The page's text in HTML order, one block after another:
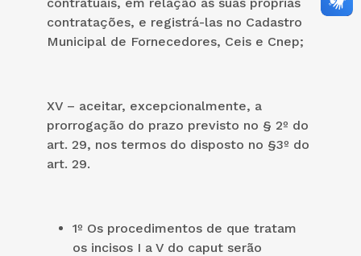
contratações, e registrá-las no Cadastro
Municipal de Fornecedores, Ceis e Cnep;
XV – aceitar, excepcionalmente, a
prorrogação do prazo previsto no § 2º do
art. 29, nos termos do disposto no §3º do
art. 29.
1º Os procedimentos de que tratam
os incisos I a V do caput serão